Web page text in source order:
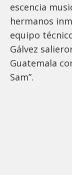
escencia
hermanos
equipo
Gálvez
Guatemala
Sam”.